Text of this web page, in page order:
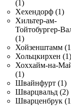
(1)
Хехендорф (1)
Хильтер-ам-
Тойтобургер-
(1)
Хойзенштамм
Хольцкирхен (1)
Хоххайм-на-
(1)
Швайнфурт (1)
Шварцвальд (2)
Шварценбрук